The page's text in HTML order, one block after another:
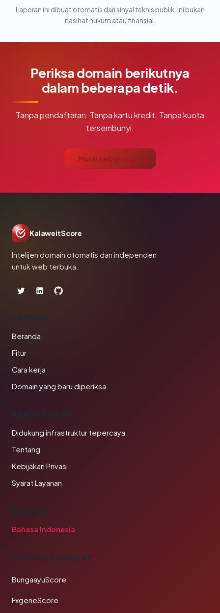
Laporan ini dibuat otomatis dari sinyal teknis publik. Ini bukan
nasihat hukum atau finansial.
Periksa domain berikutnya
dalam beberapa detik.
Tanpa pendaftaran. Tanpa kartu kredit. Tanpa kuota
tersembunyi.
Mulai cek gratis →
KalaweitScore
Intelijen domain otomatis dan independen
untuk web terbuka.
PRODUK
Beranda
Fitur
Cara kerja
Domain yang baru diperiksa
PERUSAHAAN
Didukung infrastruktur tepercaya
Tentang
Kebijakan Privasi
Syarat Layanan
BAHASA
Bahasa Indonesia
TAUTAN SAHABAT
BungaayuScore
FxgeneScore